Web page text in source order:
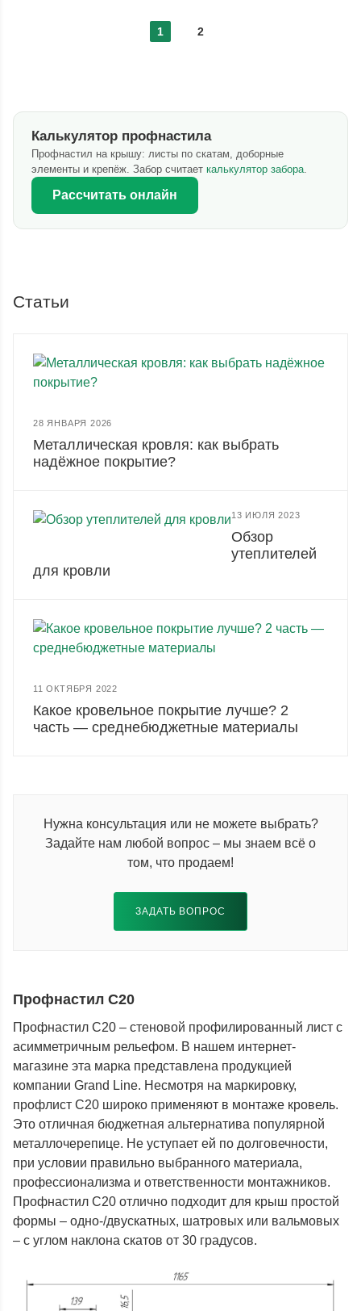
1 2
Калькулятор профнастила
Профнастил на крышу: листы по скатам, доборные
элементы и крепёж. Забор считает калькулятор забора.
Рассчитать онлайн
Статьи
28 ЯНВАРЯ 2026
Металлическая кровля: как выбрать
надёжное покрытие?
13 ИЮЛЯ 2023
Обзор
утеплителей
для кровли
11 ОКТЯБРЯ 2022
Какое кровельное покрытие лучше? 2
часть — среднебюджетные материалы
Нужна консультация или не можете выбрать?
Задайте нам любой вопрос – мы знаем всё о
том, что продаем!
ЗАДАТЬ ВОПРОС
Профнастил С20
Профнастил С20 – стеновой профилированный лист с
асимметричным рельефом. В нашем интернет-
магазине эта марка представлена продукцией
компании Grand Line. Несмотря на маркировку,
профлист С20 широко применяют в монтаже кровель.
Это отличная бюджетная альтернатива популярной
металлочерепице. Не уступает ей по долговечности,
при условии правильно выбранного материала,
профессионализма и ответственности монтажников.
Профнастил С20 отлично подходит для крыш простой
формы – одно-/двускатных, шатровых или вальмовых
– с углом наклона скатов от 30 градусов.